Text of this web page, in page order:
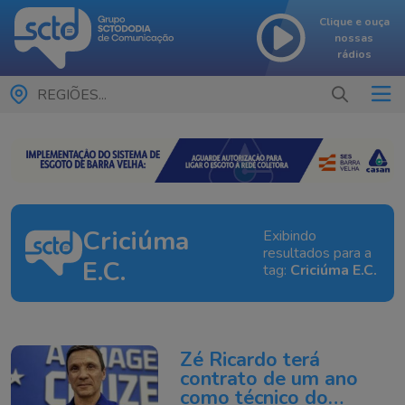
Clique e ouça
nossas
rádios
REGIÕES...
Criciúma
E.C.
Exibindo
resultados para a
tag: Criciúma E.C.
Zé Ricardo terá
contrato de um ano
como técnico do